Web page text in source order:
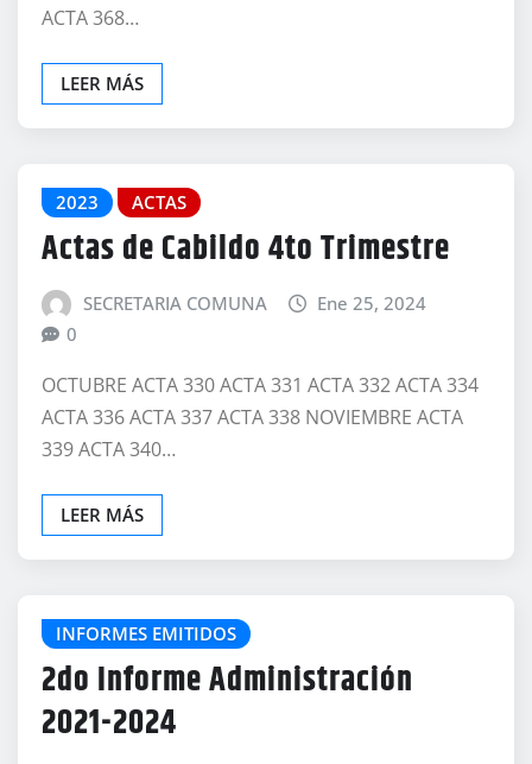
ACTA 368…
LEER MÁS
2023 ACTAS
Actas de Cabildo 4to Trimestre
SECRETARIA COMUNA
Ene 25, 2024
0
OCTUBRE ACTA 330 ACTA 331 ACTA 332 ACTA 334
ACTA 336 ACTA 337 ACTA 338 NOVIEMBRE ACTA
339 ACTA 340…
LEER MÁS
INFORMES EMITIDOS
2do Informe Administración
2021-2024